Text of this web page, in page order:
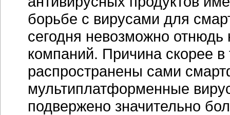
борьбе с вирусами для
сегодня невозможно
компаний. Причина скорее
распространены сами
мультиплатформенные
подвержено значительно